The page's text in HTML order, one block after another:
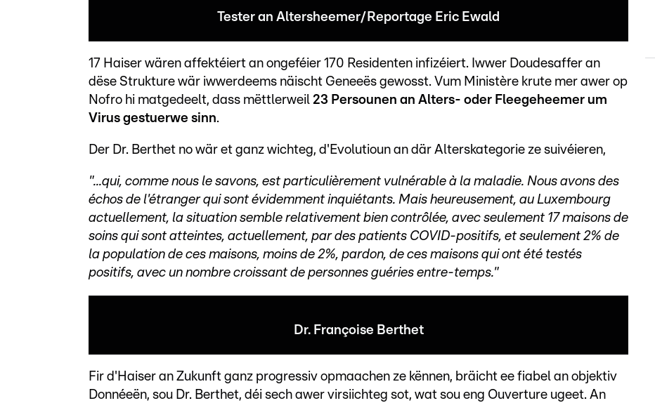
Tester an Altersheemer/Reportage Eric Ewald
17 Haiser wären affektéiert an ongeféier 170 Residenten infizéiert. Iwwer Doudesaffer an
dëse Strukture wär iwwerdeems näischt Geneeës gewosst. Vum Ministère krute mer awer op
Nofro hi matgedeelt, dass mëttlerweil 23 Persounen an Alters- oder Fleegeheemer um
Virus gestuerwe sinn.
Der Dr. Berthet no wär et ganz wichteg, d'Evolutioun an där Alterskategorie ze suivéieren,
"...qui, comme nous le savons, est particulièrement vulnérable à la maladie. Nous avons des
échos de l'étranger qui sont évidemment inquiétants. Mais heureusement, au Luxembourg
actuellement, la situation semble relativement bien contrôlée, avec seulement 17 maisons de
soins qui sont atteintes, actuellement, par des patients COVID-positifs, et seulement 2% de
la population de ces maisons, moins de 2%, pardon, de ces maisons qui ont été testés
positifs, avec un nombre croissant de personnes guéries entre-temps."
Dr. Françoise Berthet
Fir d'Haiser an Zukunft ganz progressiv opmaachen ze kënnen, bräicht ee fiabel an objektiv
Donnéeën, sou Dr. Berthet, déi sech awer virsiichteg sot, wat sou eng Ouverture ugeet. An